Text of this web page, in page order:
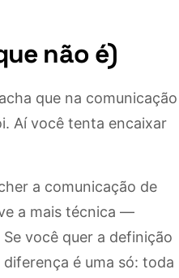
não é)
que na comunicação
Aí você tenta encaixar
a comunicação de
a mais técnica —
você quer a definição
diferença é uma só: toda